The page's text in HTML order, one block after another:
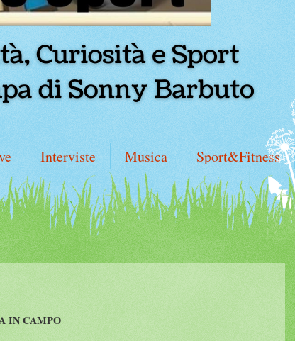
Interviste Musica Sport&Fitness
IN CAMPO